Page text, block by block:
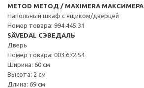
METOD МЕТОД / MAXIMERA МАКСИМЕРА
Напольный шкаф с ящиком/дверцей
Номер товара: 994.445.31
SÄVEDAL СЭВЕДАЛЬ
Дверь
Номер товара: 003.672.54
Ширина: 60 см
Высота: 2 см
Длина: 69 см